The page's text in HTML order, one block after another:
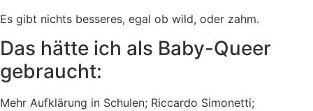
Es gibt nichts besseres, egal ob wild, oder zahm.
Das hätte ich als Baby-Queer
gebraucht:
Mehr Aufklärung in Schulen; Riccardo Simonetti;